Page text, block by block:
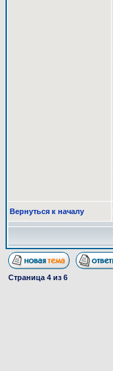
Вернуться к началу
Страница 4 из 6